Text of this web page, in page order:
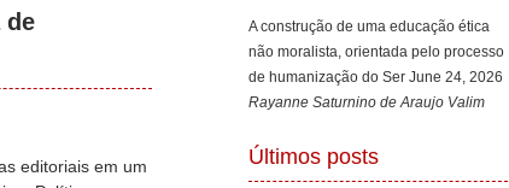
de
editoriais em um
A construção de uma educação ética
não moralista, orientada pelo processo
de humanização do Ser June 24, 2026
Rayanne Saturnino de Araujo Valim
Últimos posts